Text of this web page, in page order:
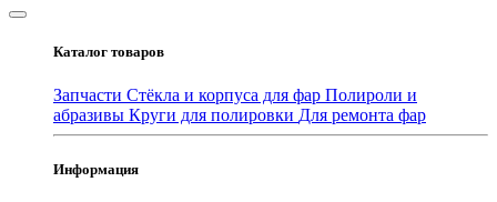
Каталог товаров
Запчасти Стёкла и корпуса для фар Полироли и
абразивы Круги для полировки Для ремонта фар
Информация